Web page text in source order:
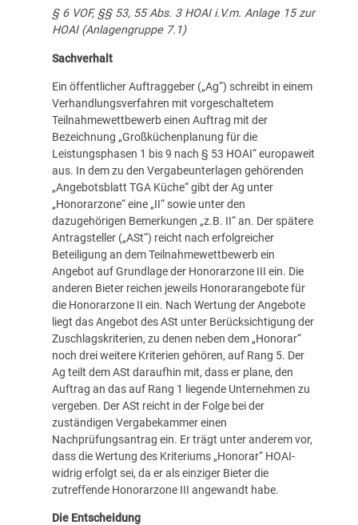
§ 6 VOF, §§ 53, 55 Abs. 3 HOAI i.V.m. Anlage 15 zur
HOAI (Anlagengruppe 7.1)
Sachverhalt
Ein öffentlicher Auftraggeber („Ag“) schreibt in einem
Verhandlungsverfahren mit vorgeschaltetem
Teilnahmewettbewerb einen Auftrag mit der
Bezeichnung „Großküchenplanung für die
Leistungsphasen 1 bis 9 nach § 53 HOAI“ europaweit
aus. In dem zu den Vergabeunterlagen gehörenden
„Angebotsblatt TGA Küche“ gibt der Ag unter
„Honorarzone“ eine „II“ sowie unter den
dazugehörigen Bemerkungen „z.B. II“ an. Der spätere
Antragsteller („ASt“) reicht nach erfolgreicher
Beteiligung an dem Teilnahmewettbewerb ein
Angebot auf Grundlage der Honorarzone III ein. Die
anderen Bieter reichen jeweils Honorarangebote für
die Honorarzone II ein. Nach Wertung der Angebote
liegt das Angebot des ASt unter Berücksichtigung der
Zuschlagskriterien, zu denen neben dem „Honorar“
noch drei weitere Kriterien gehören, auf Rang 5. Der
Ag teilt dem ASt daraufhin mit, dass er plane, den
Auftrag an das auf Rang 1 liegende Unternehmen zu
vergeben. Der ASt reicht in der Folge bei der
zuständigen Vergabekammer einen
Nachprüfungsantrag ein. Er trägt unter anderem vor,
dass die Wertung des Kriteriums „Honorar“ HOAI-
widrig erfolgt sei, da er als einziger Bieter die
zutreffende Honorarzone III angewandt habe.
Die Entscheidung